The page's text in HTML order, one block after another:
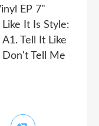
EP 7"
It Is Style:
Tell It Like
Don't Tell Me